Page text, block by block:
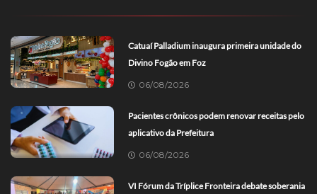
Catuaí Palladium inaugura primeira unidade do
Divino Fogão em Foz
06/08/2026
Pacientes crônicos podem renovar receitas pelo
aplicativo da Prefeitura
06/08/2026
VI Fórum da Tríplice Fronteira debate soberania